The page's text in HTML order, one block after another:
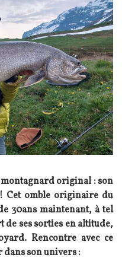
montagnard original : son
Cet omble originaire du
30ans maintenant, à tel
ses sorties en altitude,
Rencontre avec ce
son univers :